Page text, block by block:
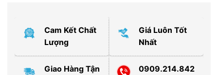
Cam Kết Chất
Lượng
Giá Luôn Tốt
Nhất
Giao Hàng Tận
0909.214.842